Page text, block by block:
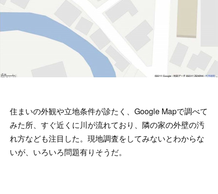
住まいの外観や立地条件が診たく、Google Mapで調べて
みた所、すぐ近くに川が流れており、隣の家の外壁の汚
れ方なども注目した。現地調査をしてみないとわからな
いが、いろいろ問題有りそうだ。